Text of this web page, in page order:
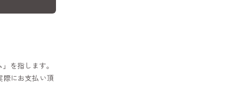
を指します。
際にお支払い頂